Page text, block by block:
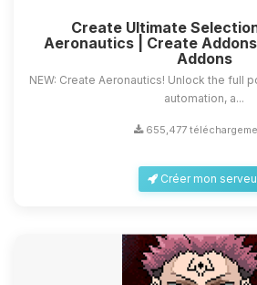
Create Ultimate
Aeronautics | Create
Addons
NEW: Create Aeronautics! Unlock the full
automation, a...
655,477
Créer mon